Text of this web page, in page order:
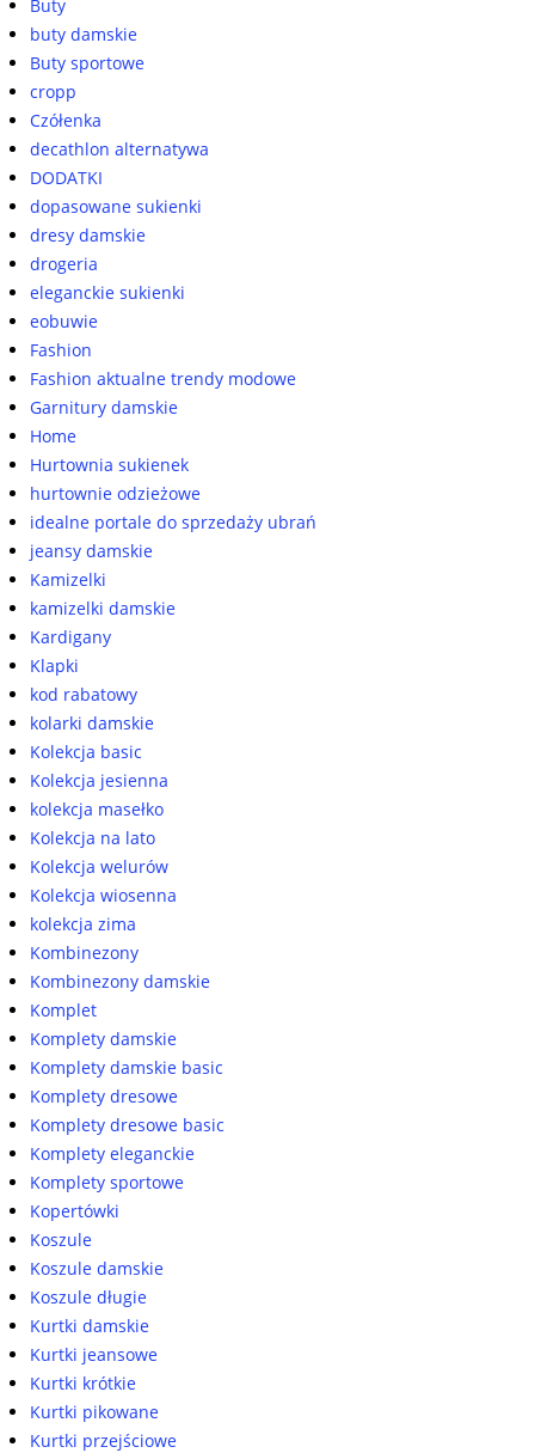
Buty
buty damskie
Buty sportowe
cropp
Czółenka
decathlon alternatywa
DODATKI
dopasowane sukienki
dresy damskie
drogeria
eleganckie sukienki
eobuwie
Fashion
Fashion aktualne trendy modowe
Garnitury damskie
Home
Hurtownia sukienek
hurtownie odzieżowe
idealne portale do sprzedaży ubrań
jeansy damskie
Kamizelki
kamizelki damskie
Kardigany
Klapki
kod rabatowy
kolarki damskie
Kolekcja basic
Kolekcja jesienna
kolekcja masełko
Kolekcja na lato
Kolekcja welurów
Kolekcja wiosenna
kolekcja zima
Kombinezony
Kombinezony damskie
Komplet
Komplety damskie
Komplety damskie basic
Komplety dresowe
Komplety dresowe basic
Komplety eleganckie
Komplety sportowe
Kopertówki
Koszule
Koszule damskie
Koszule długie
Kurtki damskie
Kurtki jeansowe
Kurtki krótkie
Kurtki pikowane
Kurtki przejściowe